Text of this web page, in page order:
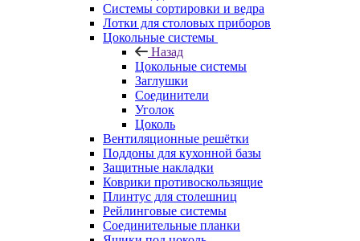
Системы сортировки и ведра
Лотки для столовых приборов
Цокольные системы
Назад
Цокольные системы
Заглушки
Соединители
Уголок
Цоколь
Вентиляционные решётки
Поддоны для кухонной базы
Защитные накладки
Коврики противоскользящие
Плинтус для столешниц
Рейлинговые системы
Соединительные планки